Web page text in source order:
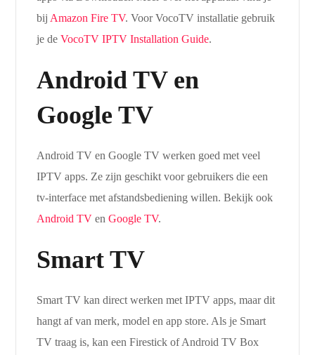
bij Amazon Fire TV. Voor VocoTV installatie gebruik
je deVocoTV IPTV Installation Guide.
Android TV en
Google TV
Android TV en Google TV werken goed met veel
IPTV apps. Ze zijn geschikt voor gebruikers die een
tv-interface met afstandsbediening willen. Bekijk ook
Android TV enGoogle TV.
Smart TV
Smart TV kan direct werken met IPTV apps, maar dit
hangt af van merk, model en app store. Als je Smart
TV traag is, kan een Firestick of Android TV Box